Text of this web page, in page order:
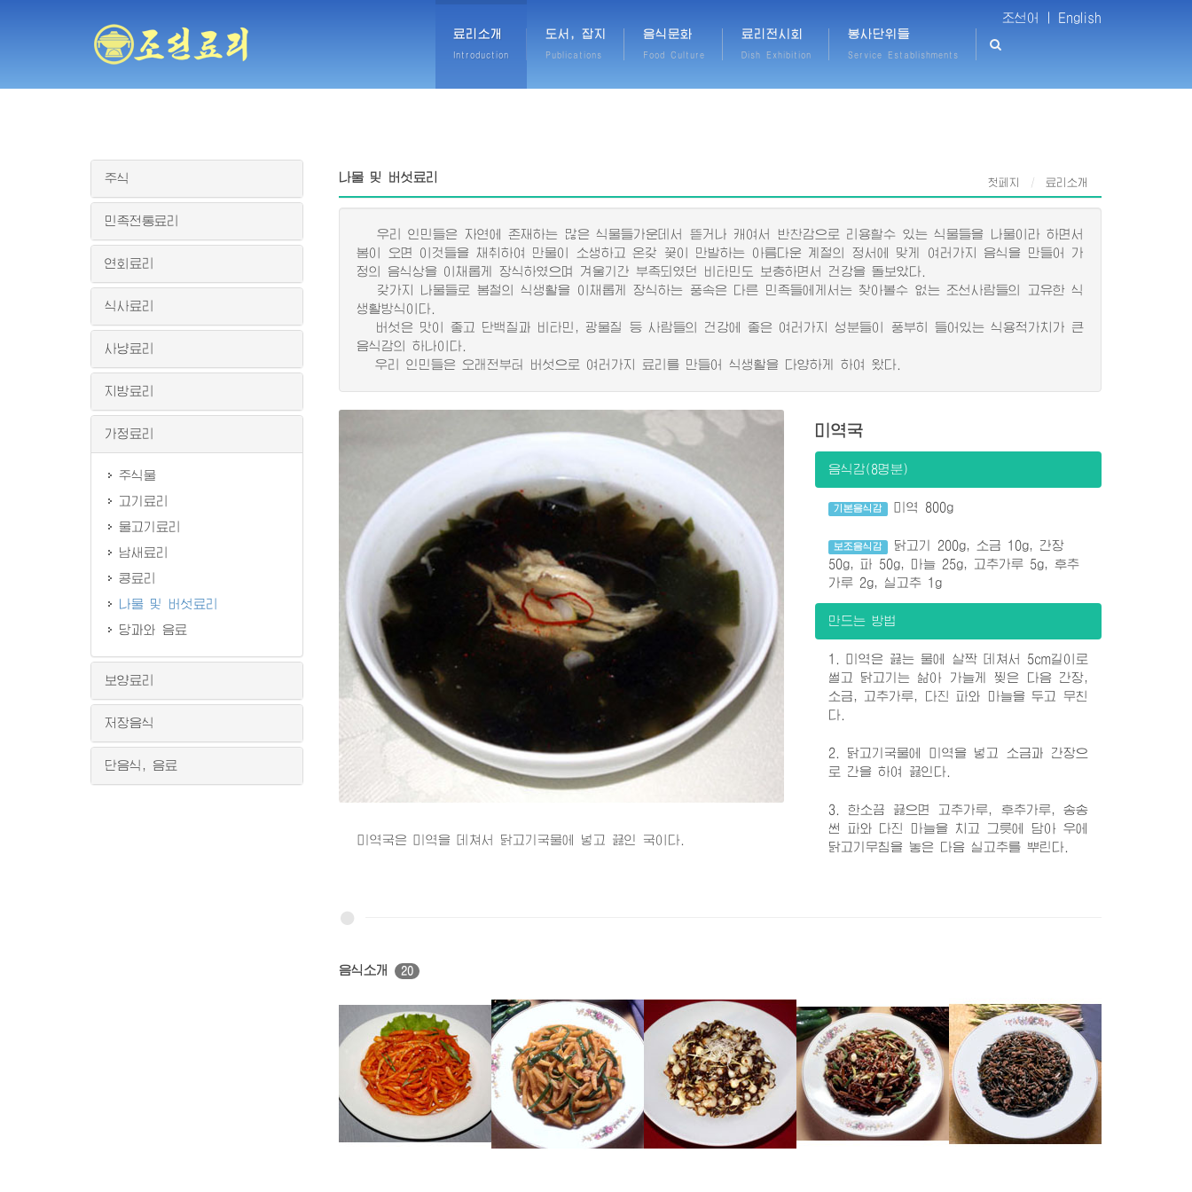
조선어 | English
료리소개
Introduction
도서, 잡지
Publications
음식문화
Food Culture
료리전시회
Dish Exhibition
봉사단위들
Service Establishments
나물 및 버섯료리 첫페지 료리소개
우리 인민들은 자연에 존재하는 많은 식물들가운데서 뜯거나 캐여서 반찬감으로 리용할수 있는 식물들을 나물이라 하면서
봄이 오면 이것들을 채취하여 만물이 소생하고 온갖 꽃이 만발하는 아름다운 계절의 정서에 맞게 여러가지 음식을 만들어 가
정의 음식상을 이채롭게 장식하였으며 겨울기간 부족되였던 비타민도 보충하면서 건강을 돌보았다.
갖가지 나물들로 봄철의 식생활을 이채롭게 장식하는 풍속은 다른 민족들에게서는 찾아볼수 없는 조선사람들의 고유한 식
생활방식이다.
버섯은 맛이 좋고 단백질과 비타민, 광물질 등 사람들의 건강에 좋은 여러가지 성분들이 풍부히 들어있는 식용적가치가 큰
음식감의 하나이다.
우리 인민들은 오래전부터 버섯으로 여러가지 료리를 만들어 식생활을 다양하게 하여 왔다.
미역국은 미역을 데쳐서 닭고기국물에 넣고 끓인 국이다.
미역국
음식감(8명분)
기본음식감 미역 800g
보조음식감
닭고기 200g, 소금 10g, 간장
50g, 파 50g, 마늘 25g, 고추가루 5g, 후추
가루 2g, 실고추 1g
만드는 방법
1. 미역은 끓는 물에 살짝 데쳐서 5cm길이로
썰고 닭고기는 삶아 가늘게 찢은 다음 간장,
소금, 고추가루, 다진 파와 마늘을 두고 무친
다.
2. 닭고기국물에 미역을 넣고 소금과 간장으
로 간을 하여 끓인다.
3. 한소끔 끓으면 고추가루, 후추가루, 송송
썬 파와 다진 마늘을 치고 그릇에 담아 우에
닭고기무침을 놓은 다음 실고추를 뿌린다.
음식소개 20
주식
민족전통료리
연회료리
식사료리
사냥료리
지방료리
가정료리
주식물
고기료리
물고기료리
남새료리
콩료리
나물 및 버섯료리
당과와 음료
보양료리
저장음식
단음식, 음료